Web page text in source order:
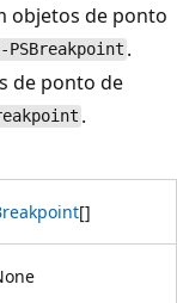
objetos de ponto
PSBreakpoint .
de ponto de
.
[]